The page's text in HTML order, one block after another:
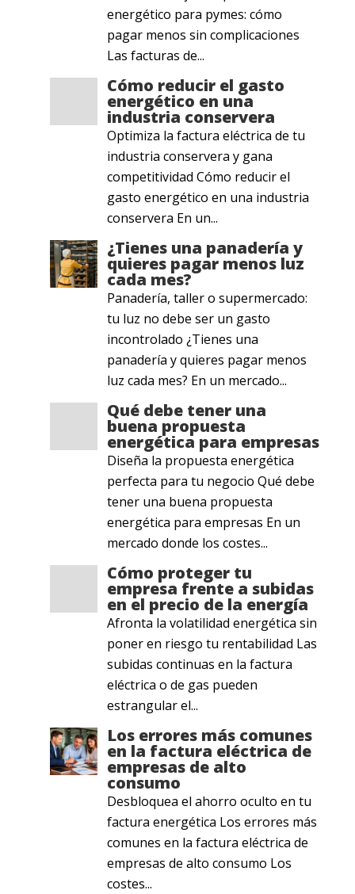
energético para pymes: cómo
pagar menos sin complicaciones
Las facturas de...
Cómo reducir el gasto
energético en una
industria conservera
Optimiza la factura eléctrica de tu
industria conservera y gana
competitividad Cómo reducir el
gasto energético en una industria
conservera En un...
¿Tienes una panadería y
quieres pagar menos luz
cada mes?
Panadería, taller o supermercado:
tu luz no debe ser un gasto
incontrolado ¿Tienes una
panadería y quieres pagar menos
luz cada mes? En un mercado...
Qué debe tener una
buena propuesta
energética para empresas
Diseña la propuesta energética
perfecta para tu negocio Qué debe
tener una buena propuesta
energética para empresas En un
mercado donde los costes...
Cómo proteger tu
empresa frente a subidas
en el precio de la energía
Afronta la volatilidad energética sin
poner en riesgo tu rentabilidad Las
subidas continuas en la factura
eléctrica o de gas pueden
estrangular el...
Los errores más comunes
en la factura eléctrica de
empresas de alto
consumo
Desbloquea el ahorro oculto en tu
factura energética Los errores más
comunes en la factura eléctrica de
empresas de alto consumo Los
costes...